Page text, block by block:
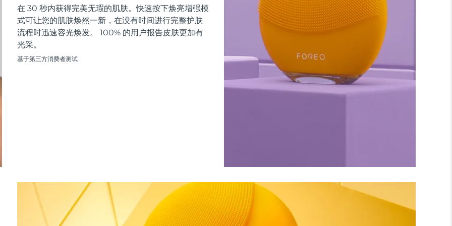
在 30 秒内获得完美无瑕的肌肤。快速按下焕亮增强模
式可让您的肌肤焕然一新，在没有时间进行完整护肤
流程时迅速容光焕发。 100% 的用户报告皮肤更加有
光采。
基于第三方消费者测试